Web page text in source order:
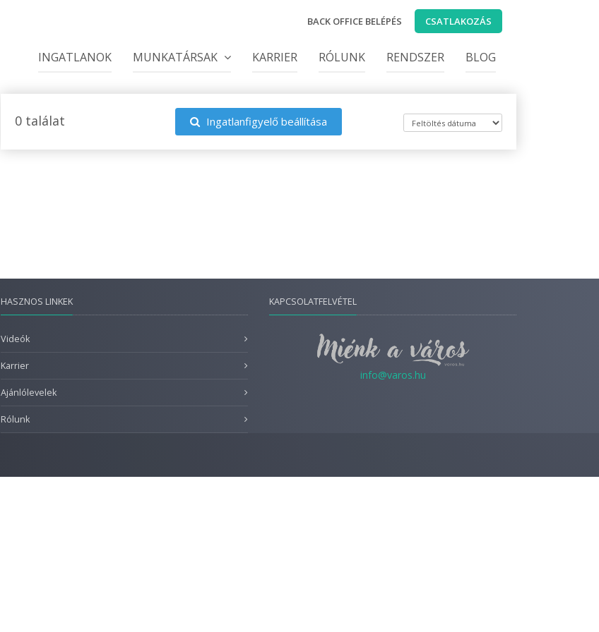
BACK OFFICE BELÉPÉS CSATLAKOZÁS
INGATLANOK MUNKATÁRSAK KARRIER RÓLUNK RENDSZER BLOG
0 találat Ingatlanfigyelő beállítása
HASZNOS LINKEK
Videók
Karrier
Ajánlólevelek
Rólunk
KAPCSOLATFELVÉTEL
info@varos.hu